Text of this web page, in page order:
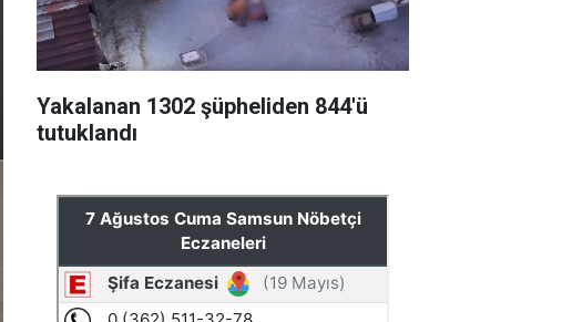
Yakalanan 1302 şüpheliden 844'ü
tutuklandı